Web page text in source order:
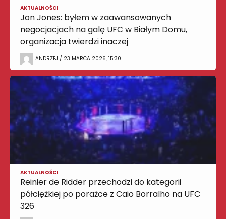
AKTUALNOŚCI
Jon Jones: byłem w zaawansowanych
negocjacjach na galę UFC w Białym Domu,
organizacja twierdzi inaczej
ANDRZEJ / 23 MARCA 2026, 15:30
AKTUALNOŚCI
Reinier de Ridder przechodzi do kategorii
półciężkiej po porażce z Caio Borralho na UFC
326